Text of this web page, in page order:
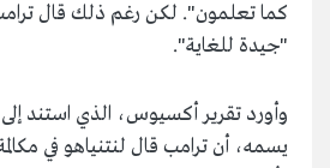
كما تعلمون". لكن رغم ذلك قال ترامب
"جيدة للغاية".
وأورد تقرير أكسيوس، الذي استند
يسمه، أن ترامب قال لنتنياهو في